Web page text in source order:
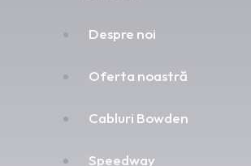
Despre noi
Oferta noastră
Cabluri Bowden
Speedway